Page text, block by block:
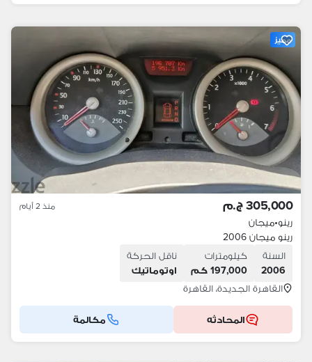
مميز
305,000 ج.م منذ 2 أيام
رينو•ميجان
رينو ميجان 2006
السنة
2006
كيلومترات
197,000 كم
ناقل الحركة
اوتوماتيك
القاهرة الجديدة، القاهرة
المحادثه مكالمة